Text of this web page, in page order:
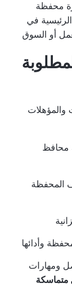
محفظة
الرئيسية في
أو السوق
والمؤهلات
محافظ
المحفظة
وأدائها
ومهارات